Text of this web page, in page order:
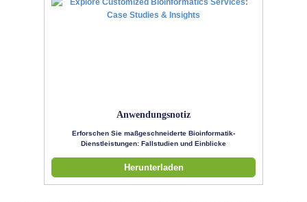
Anwendungsnotiz
Erforschen Sie maßgeschneiderte Bioinformatik-
Dienstleistungen: Fallstudien und Einblicke
Herunterladen